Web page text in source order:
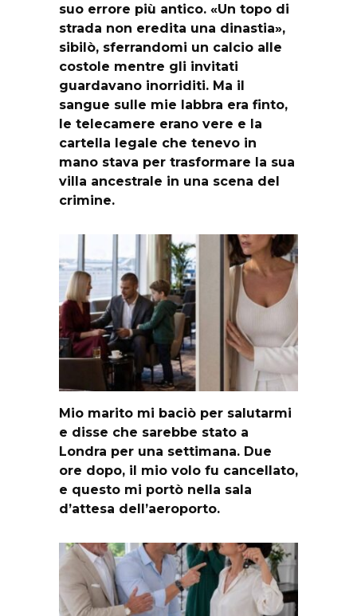
suo errore più antico. «Un topo di
strada non eredita una dinastia»,
sibilò, sferrandomi un calcio alle
costole mentre gli invitati
guardavano inorriditi. Ma il
sangue sulle mie labbra era finto,
le telecamere erano vere e la
cartella legale che tenevo in
mano stava per trasformare la sua
villa ancestrale in una scena del
crimine.
Mio marito mi baciò per salutarmi
e disse che sarebbe stato a
Londra per una settimana. Due
ore dopo, il mio volo fu cancellato,
e questo mi portò nella sala
d’attesa dell’aeroporto.